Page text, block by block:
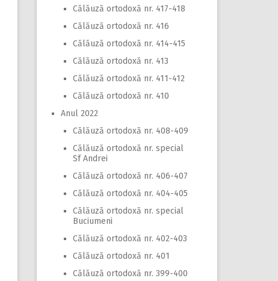
Călăuză ortodoxă nr. 417-418
Călăuză ortodoxă nr. 416
Călăuză ortodoxă nr. 414-415
Călăuză ortodoxă nr. 413
Călăuză ortodoxă nr. 411-412
Călăuză ortodoxă nr. 410
Anul 2022
Călăuză ortodoxă nr. 408-409
Călăuză ortodoxă nr. special
Sf Andrei
Călăuză ortodoxă nr. 406-407
Călăuză ortodoxă nr. 404-405
Călăuză ortodoxă nr. special
Buciumeni
Călăuză ortodoxă nr. 402-403
Călăuză ortodoxă nr. 401
Călăuză ortodoxă nr. 399-400